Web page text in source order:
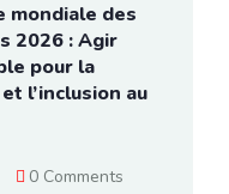
mondiale des
2026 : Agir
pour la
l’inclusion au
0 Comments